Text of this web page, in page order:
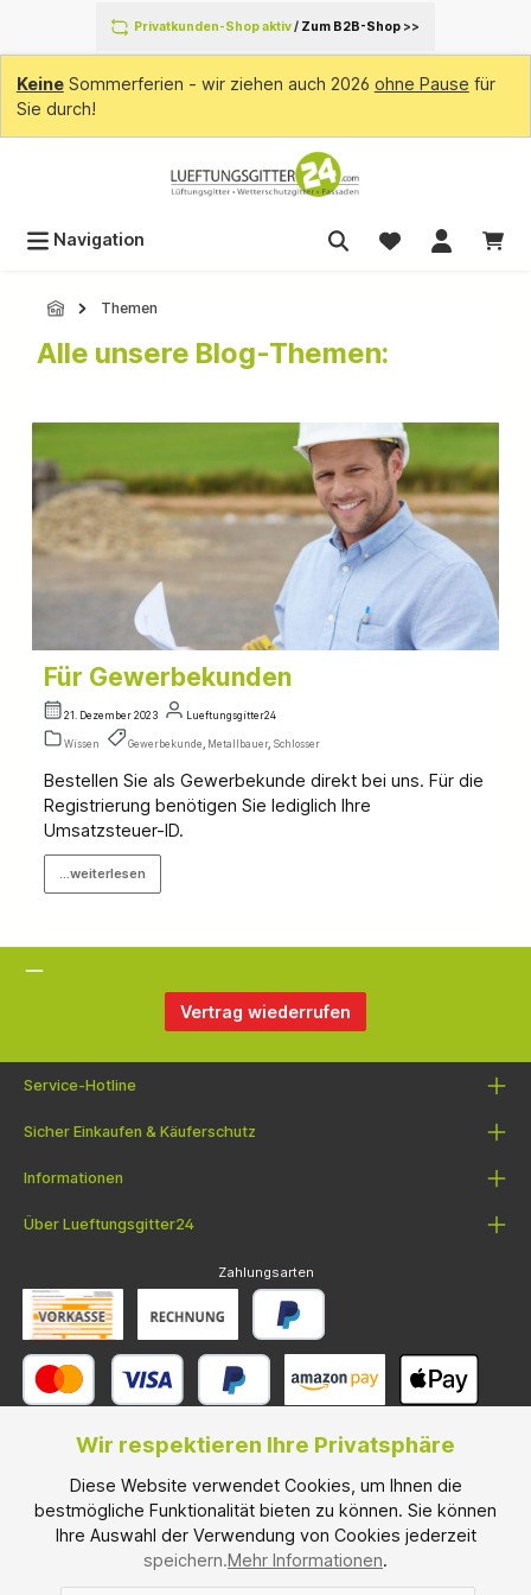
springen Privatkunden-Shop aktiv/ Zum B2B-Shop >>
KeineSommerferien - wir ziehen auch 2026 ohne Pause für
Sie durch!
Navigation
Themen
Alle unsere Blog-Themen:
Für Gewerbekunden
21. Dezember 2023 Lueftungsgitter24
Wissen Gewerbekunde , Metallbauer, Schlosser
Bestellen Sie als Gewerbekunde direkt bei uns. Für die
Registrierung benötigen Sie lediglich Ihre
Umsatzsteuer-ID.
...weiterlesen
Vertrag wiederrufen
Service-Hotline
Sicher Einkaufen & Käuferschutz
Informationen
Über Lueftungsgitter24
Zahlungsarten
Versandarten
Wir respektieren Ihre Privatsphäre
Diese Website verwendet Cookies, um Ihnen die
bestmögliche Funktionalität bieten zu können. Sie können
Ihre Auswahl der Verwendung von Cookies jederzeit
speichern.Mehr Informationen.